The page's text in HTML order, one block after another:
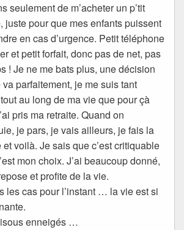
seulement de m’acheter un p’tit
juste pour que mes enfants puissent
en cas d’urgence. Petit téléphone
et petit forfait, donc pas de net, pas
! Je ne me bats plus, une décision
va parfaitement, je me suis tant
au long de ma vie que pour çà
pris ma retraite. Quand on
je pars, je vais ailleurs, je fais la
et voilà. Je sais que c’est critiquable
mon choix. J’ai beaucoup donné,
et profite de la vie.
les cas pour l’instant … la vie est si
enneigés …